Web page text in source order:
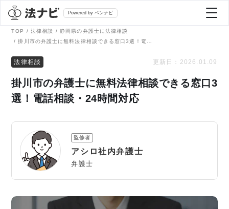
Powered by ベンナビ
全て
刑事事件
債務整理
離婚問題
弁護士を探す
AI Search Premium
掲載をご検討の弁護士の方へ
TOP 法律相談
静岡県の弁護士に法律相談
法律相談 更新日： 2026.01.09
掛川市の弁護士に無料法律相談できる窓口3
選！電話相談・24時間対応
監修者
アシロ社内弁護士
弁護士